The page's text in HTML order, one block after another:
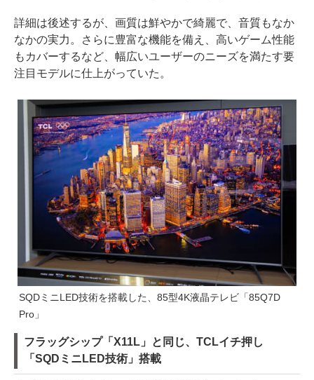
詳細は後述するが、画質は鮮やかで綺麗で、音質もなか
なかの実力。さらに豊富な機能を備え、高いゲーム性能
もカバーするなど、幅広いユーザーのニーズを満たす要
注目モデルに仕上がっていた。
SQDミニLED技術を搭載した、85型4K液晶テレビ「85Q7D
Pro」
フラッグシップ「X11L」と同じ、TCLイチ押し
「SQDミニLED技術」搭載